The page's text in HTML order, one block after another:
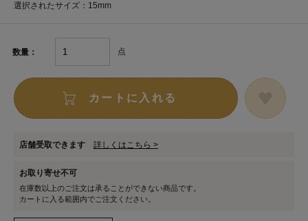
選択されたサイズ：15mm
数量： 点
カートに入れる
店舗受取できます 詳しくはこちら >
お取り寄せ不可
在庫数以上のご注文は承ることができない商品です。
カートに入る範囲内でご注文ください。